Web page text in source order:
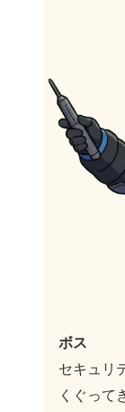
ボス
セキュリ
くぐって